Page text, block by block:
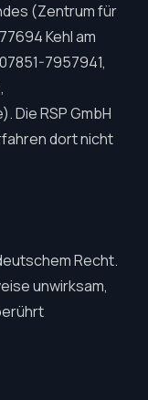
(Zentrum für
Kehl am
7957941,
). Die RSP GmbH
dort nicht
Recht.
unwirksam,